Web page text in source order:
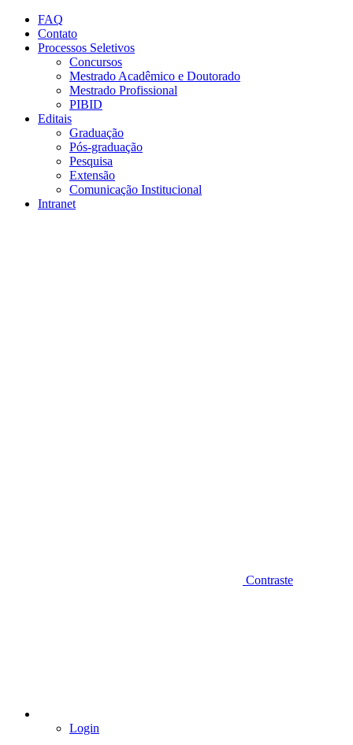
Conteúdo principal
FAQ
Contato
Processos Seletivos
Concursos
Mestrado Acadêmico e Doutorado
Mestrado Profissional
PIBID
Editais
Graduação
Pós-graduação
Pesquisa
Extensão
Comunicação Institucional
Intranet
Contraste
Login